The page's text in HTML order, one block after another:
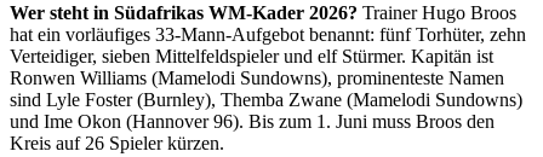
Wer steht in Südafrikas WM-Kader 2026? Trainer Hugo Broos
hat ein vorläufiges 33-Mann-Aufgebot benannt: fünf Torhüter, zehn
Verteidiger, sieben Mittelfeldspieler und elf Stürmer. Kapitän ist
Ronwen Williams (Mamelodi Sundowns), prominenteste Namen
sind Lyle Foster (Burnley), Themba Zwane (Mamelodi Sundowns)
und Ime Okon (Hannover 96). Bis zum 1. Juni muss Broos den
Kreis auf 26 Spieler kürzen.